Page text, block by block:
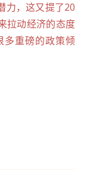
力，这又提了20
拉动经济的态度
多重磅的政策倾